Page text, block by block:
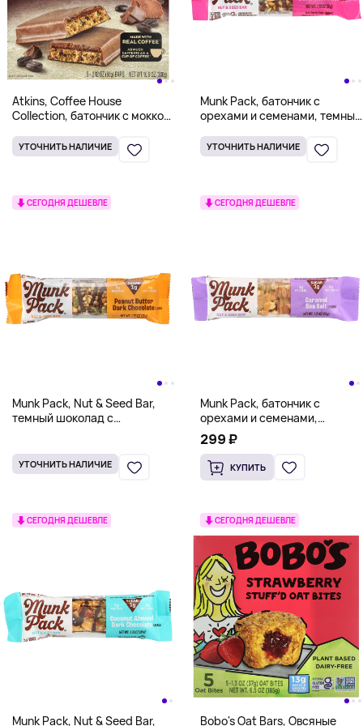
Atkins, Coffee House
Collection, батончик с мокко
(2,12 унции)
УТОЧНИТЬ НАЛИЧИЕ
Munk Pack, батончик с
орехами и семенами, темный
35 г (1,23 унции)
УТОЧНИТЬ НАЛИЧИЕ
СЕГОДНЯ ДЕШЕВЛЕ
Munk Pack, Nut & Seed Bar,
темный шоколад с
УТОЧНИТЬ НАЛИЧИЕ
СЕГОДНЯ ДЕШЕВЛЕ
Munk Pack, батончик с
орехами и семенами,
карамель с морской солью,
35 г (1,23 унции)
299 ₽
КУПИТЬ
СЕГОДНЯ ДЕШЕВЛЕ
Munk Pack, Nut & Seed Bar,
СЕГОДНЯ ДЕШЕВЛЕ
Bobo's Oat Bars, Овсяные